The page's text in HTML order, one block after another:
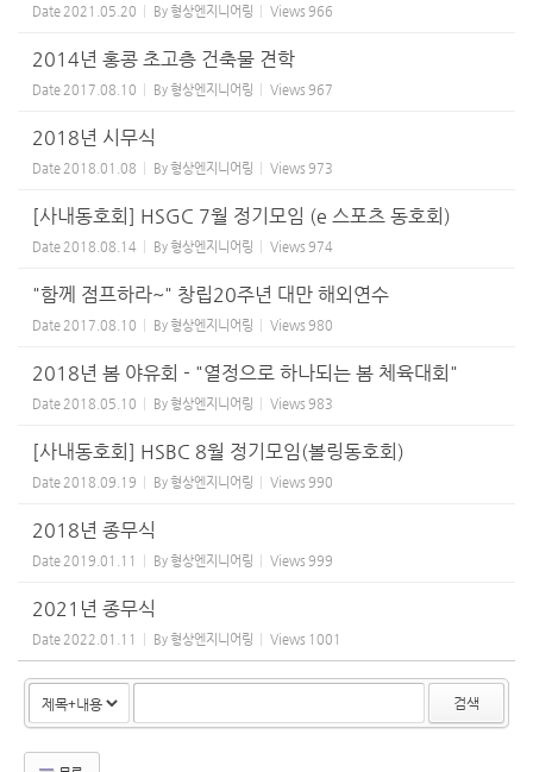
Date 2021.05.20 By 형상엔지니어링 Views 966
2014년 홍콩 초고층 건축물 견학
Date 2017.08.10 By 형상엔지니어링 Views 967
2018년 시무식
Date 2018.01.08 By 형상엔지니어링 Views 973
[사내동호회] HSGC 7월 정기모임 (e 스포츠 동호회)
Date 2018.08.14 By 형상엔지니어링 Views 974
"함께 점프하라~" 창립20주년 대만 해외연수
Date 2017.08.10 By 형상엔지니어링 Views 980
2018년 봄 야유회 - "열정으로 하나되는 봄 체육대회"
Date 2018.05.10 By 형상엔지니어링 Views 983
[사내동호회] HSBC 8월 정기모임(볼링동호회)
Date 2018.09.19 By 형상엔지니어링 Views 990
2018년 종무식
Date 2019.01.11 By 형상엔지니어링 Views 999
2021년 종무식
Date 2022.01.11 By 형상엔지니어링 Views 1001
검색